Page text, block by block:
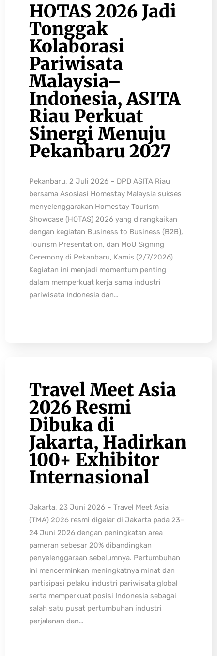
HOTAS 2026 Jadi
Tonggak
Kolaborasi
Pariwisata
Malaysia–
Indonesia, ASITA
Riau Perkuat
Sinergi Menuju
Pekanbaru 2027
Pekanbaru, 2 Juli 2026 – DPD ASITA Riau
bersama Asosiasi Homestay Malaysia sukses
menyelenggarakan Homestay Tourism
Showcase (HOTAS) 2026 yang dirangkaikan
dengan kegiatan Business to Business (B2B),
Tourism Presentation, dan MoU Signing
Ceremony di Pekanbaru, Kamis (2/7/2026).
Kegiatan ini menjadi momentum penting
dalam memperkuat kerja sama industri
pariwisata Indonesia dan…
Travel Meet Asia
2026 Resmi
Dibuka di
Jakarta, Hadirkan
100+ Exhibitor
Internasional
Jakarta, 23 Juni 2026 – Travel Meet Asia
(TMA) 2026 resmi digelar di Jakarta pada 23–
24 Juni 2026 dengan peningkatan area
pameran sebesar 20% dibandingkan
penyelenggaraan sebelumnya. Pertumbuhan
ini mencerminkan meningkatnya minat dan
partisipasi pelaku industri pariwisata global
serta memperkuat posisi Indonesia sebagai
salah satu pusat pertumbuhan industri
perjalanan dan…